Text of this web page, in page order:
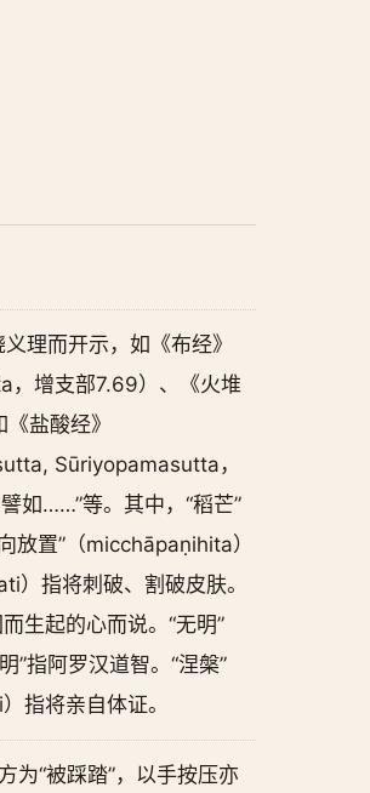
理而开示，如《布经》
，增支部7.69）、《火堆
盐酸经》
Sūriyopamasutta，
如……”等。其中，“稻芒”
放置”（micchāpaṇihita）
）指将刺破、割破皮肤。
生起的心而说。“无明”
”指阿罗汉道智。“涅槃”
指将亲自体证。
为“被踩踏”，以手按压亦